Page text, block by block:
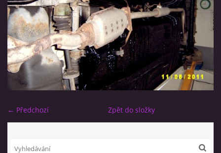
© 2026 eStránky.cz
← Předchozí Zpět do složky